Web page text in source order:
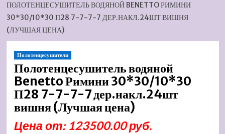
ПОЛОТЕНЦЕСУШИТЕЛЬ ВОДЯНОЙ BENETTO РИМИНИ
30*30/10*30 П28 7-7-7-7 ДЕР.НАКЛ.24ШТ ВИШНЯ
(ЛУЧШАЯ ЦЕНА)
Полотенцесушители
Полотенцесушитель водяной
Benetto Римини 30*30/10*30
П28 7-7-7-7 дер.накл.24шт
вишня (Лучшая цена)
Цена от: 123500.00 руб.